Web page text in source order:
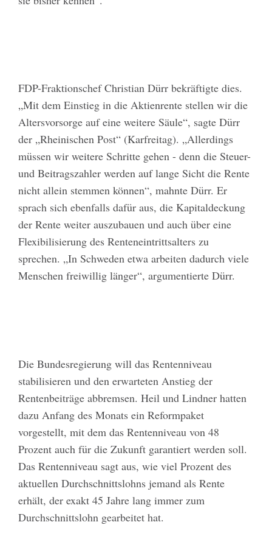
FDP-Fraktionschef Christian Dürr bekräftigte dies.
„Mit dem Einstieg in die Aktienrente stellen wir die
Altersvorsorge auf eine weitere Säule“, sagte Dürr
der „Rheinischen Post“ (Karfreitag). „Allerdings
müssen wir weitere Schritte gehen - denn die Steuer-
und Beitragszahler werden auf lange Sicht die Rente
nicht allein stemmen können“, mahnte Dürr. Er
sprach sich ebenfalls dafür aus, die Kapitaldeckung
der Rente weiter auszubauen und auch über eine
Flexibilisierung des Renteneintrittsalters zu
sprechen. „In Schweden etwa arbeiten dadurch viele
Menschen freiwillig länger“, argumentierte Dürr.
Die Bundesregierung will das Rentenniveau
stabilisieren und den erwarteten Anstieg der
Rentenbeiträge abbremsen. Heil und Lindner hatten
dazu Anfang des Monats ein Reformpaket
vorgestellt, mit dem das Rentenniveau von 48
Prozent auch für die Zukunft garantiert werden soll.
Das Rentenniveau sagt aus, wie viel Prozent des
aktuellen Durchschnittslohns jemand als Rente
erhält, der exakt 45 Jahre lang immer zum
Durchschnittslohn gearbeitet hat.